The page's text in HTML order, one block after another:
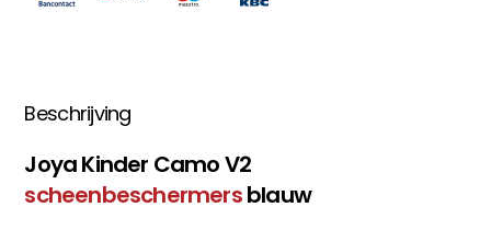
Beschrijving
Joya Kinder Camo V2
scheenbeschermersblauw